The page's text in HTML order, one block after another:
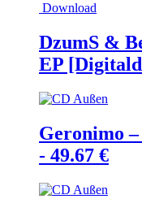
Download
DzumS &
EP
Geronimo
- 49.67 €